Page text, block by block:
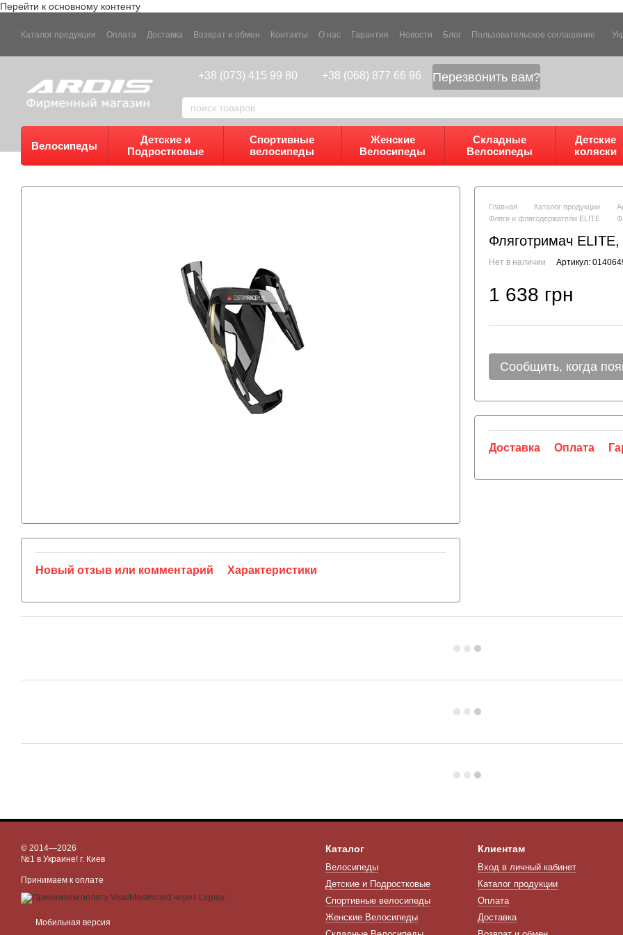
Перейти к основному контенту
Каталог продукции Оплата Доставка Возврат и обмен Контакты О нас Гарантия Новости Блог Пользовательское соглашение
+38 (073) 415 99 80 +38 (068) 877 66 96 Перезвонить вам?
Велосипеды
Детские и
Подростковые
Спортивные
велосипеды
Женские
Велосипеды
Складные
Велосипеды
Детские
коляски
Новый отзыв или комментарий Характеристики
Главная Каталог продукции
Фляги и флягодержатели ELITE
Фляготримач
Нет в наличии Артикул:
1 638 грн
Сообщить, когда
Доставка Оплата
© 2014—2026
№1 в Украине! г. Киев
Принимаем к оплате
Мобильная версия
Каталог
Велосипеды
Детские и Подростковые
Спортивные велосипеды
Женские Велосипеды
Клиентам
Вход в личный кабинет
Каталог продукции
Оплата
Доставка